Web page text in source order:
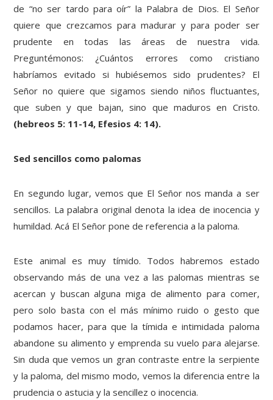
de “no ser tardo para oír” la Palabra de Dios. El Señor
quiere que crezcamos para madurar y para poder ser
prudente en todas las áreas de nuestra vida.
Preguntémonos: ¿Cuántos errores como cristiano
habríamos evitado si hubiésemos sido prudentes? El
Señor no quiere que sigamos siendo niños fluctuantes,
que suben y que bajan, sino que maduros en Cristo.
(hebreos 5: 11-14, Efesios 4: 14).
Sed sencillos como palomas
En segundo lugar, vemos que El Señor nos manda a ser
sencillos. La palabra original denota la idea de inocencia y
humildad. Acá El Señor pone de referencia a la paloma.
Este animal es muy tímido. Todos habremos estado
observando más de una vez a las palomas mientras se
acercan y buscan alguna miga de alimento para comer,
pero solo basta con el más mínimo ruido o gesto que
podamos hacer, para que la tímida e intimidada paloma
abandone su alimento y emprenda su vuelo para alejarse.
Sin duda que vemos un gran contraste entre la serpiente
y la paloma, del mismo modo, vemos la diferencia entre la
prudencia o astucia y la sencillez o inocencia.